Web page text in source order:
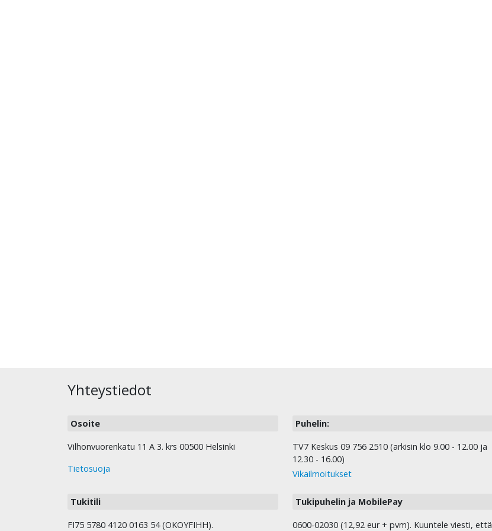
Yhteystiedot
Osoite
Vilhonvuorenkatu 11 A 3. krs 00500 Helsinki
Tietosuoja
Puhelin:
TV7 Keskus 09 756 2510 (arkisin klo 9.00 - 12.00 ja
12.30 - 16.00)
Vikailmoitukset
Tukitili
FI75 5780 4120 0163 54 (OKOYFIHH).
Tukipuhelin ja MobilePay
0600-02030 (12,92 eur + pvm). Kuuntele viesti, että